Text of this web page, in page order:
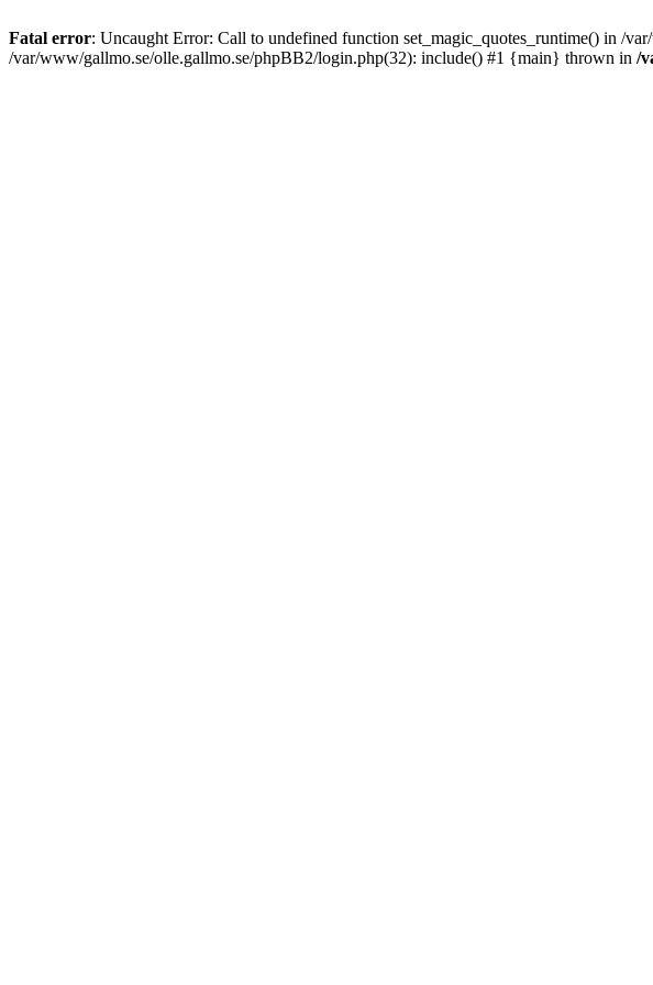
Fatal error: Uncaught Error: Call to undefined function set_magic_quotes_runtime() in /
/var/www/gallmo.se/olle.gallmo.se/phpBB2/login.php(32): include() #1 {main} thrown in /